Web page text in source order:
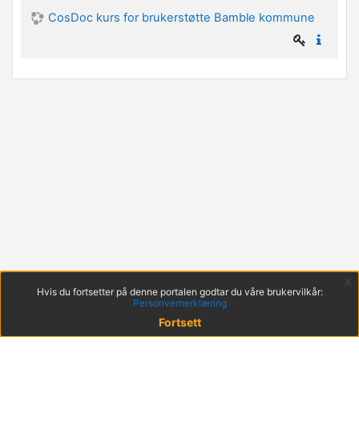
CosDoc kurs for brukerstøtte Bamble kommune
Hvis du fortsetter på denne portalen godtar du våre brukervilkår:
Personvernerklæring
Fortsett
x